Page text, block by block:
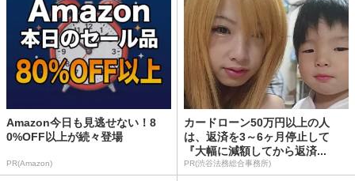
Amazon今日も見逃せない！8
0%OFF以上が続々登場
PR(Amazon)
カードローン50万円以上の人
は、返済を3～6ヶ月停止して
『大幅に減額してから返済...
PR(渋谷法務総合事務所)